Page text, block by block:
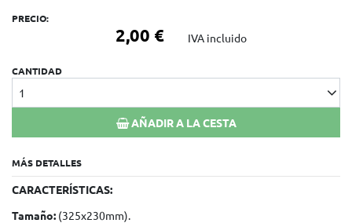
PRECIO:
2,00 € IVA incluido
CANTIDAD
1
AÑADIR A LA CESTA
MÁS DETALLES
CARACTERÍSTICAS:
Tamaño: (325x230mm).